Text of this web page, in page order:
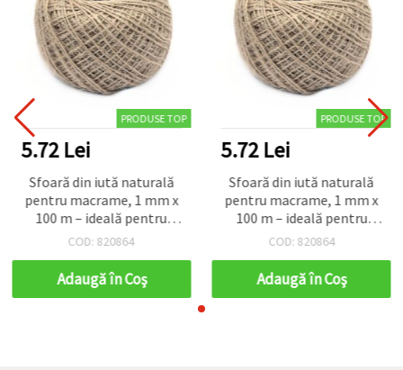
PRODUSE TOP
5.72 Lei
Sfoară din iută naturală
pentru macrame, 1 mm x
100 m – ideală pentru
proiecte DIY creative și
COD: 820864
Adaugă în Coş
PRODUSE TOP
5.72 Lei
Sfoară din iută naturală
pentru macrame, 1 mm x
100 m – ideală pentru
proiecte DIY creative și
COD: 820864
Adaugă în Coş